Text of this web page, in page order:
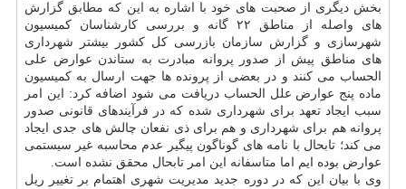
بخش دیگری از صحبت های خود با اشاره به این كه مطابق گزارش
های واصله از مناطق ۲۲ گانه و بررسی كارشناسان كمیسیون
شهرسازی و گزارش سازمان بازرسی كل كشور بیشتر شهرداری
های مناطق پیش از صدور پروانه مبادرت به ستاندن عوارض علی
الحساب می كنند و در بعضی از پرونده ها جهت ارسال به كمیسیون
ماده پنج عوارض علل الحساب دریافت می شود اضافه كرد: این امر
سبب ایجاد تعهد برای شهرداری شده كه در فرآیندهای قانونی صدور
پروانه هم برای شهرداری و هم برای ذی نفعان چالش های جدی ایجاد
می كند؛ تابحال با نامه های گوناگون پیگیر عدم محاسبه غیر سیستمی
عوارض بوده ایم اما متاسفانه این امر تابحال محقق نشده است.
وی با بیان این كه در دوره جدید مدیریت شهری اهتمام بر تغییر ریل